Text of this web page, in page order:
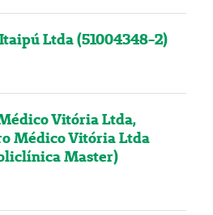
Ltda (51004348-2)
Vitória Ltda,
Médico Vitória Ltda
Master)